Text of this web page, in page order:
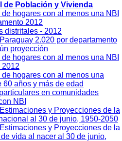
de Población y Vivienda
hogares con al menos una NBI
2012
distritales - 2012
2.020 por departamento
proyección
hogares con al menos una NBI
2012
de hogares con al menos una
60 años y más de edad
en comunidades
NBI
y Proyecciones de la
al 30 de junio, 1950-2050
y Proyecciones de la
vida al nacer al 30 de junio,